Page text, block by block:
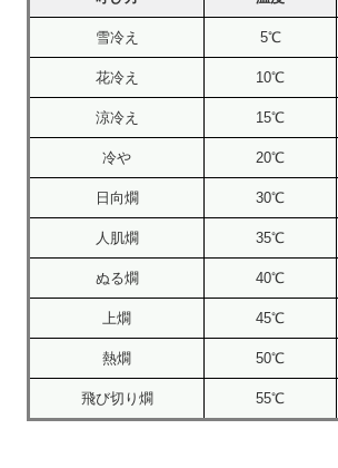
雪冷え 5℃
花冷え 10℃
涼冷え 15℃
冷や 20℃
日向燗 30℃
人肌燗 35℃
ぬる燗 40℃
上燗 45℃
熱燗 50℃
飛び切り燗 55℃